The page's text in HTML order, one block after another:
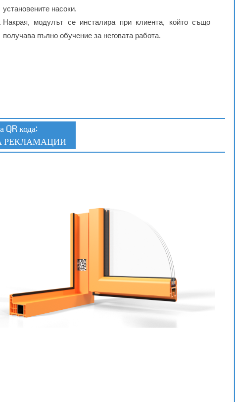
установените насоки.
Накрая, модулът се инсталира при клиента, който също
получава пълно обучение за неговата работа.
QR кода:
РЕКЛАМАЦИИ